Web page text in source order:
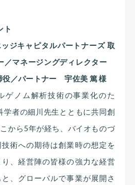
ト
ジキャピタルパートナーズ 取
／マネージングディレクター
／パートナー 宇佐美 篤 様
ゲノム解析技術の事業化のた
者の細川先生とともに共同創
から5年が経ち、バイオものづ
術への期待は創業時の想定を
、経営陣の皆様の強力な経営
、グローバルで事業が展開さ